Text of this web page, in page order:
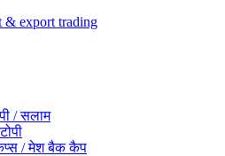
/ सलाम
/ मेश बैक कैप